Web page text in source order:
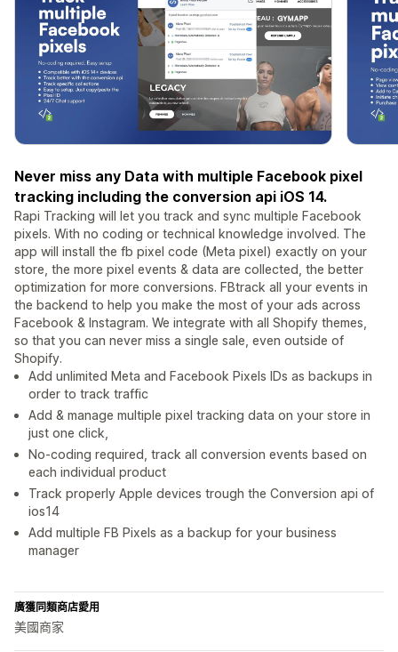
Never miss any Data with multiple Facebook pixel
tracking including the conversion api iOS 14.
Rapi Tracking will let you track and sync multiple Facebook
pixels. With no coding or technical knowledge involved. The
app will install the fb pixel code (Meta pixel) exactly on your
store, the more pixel events & data are collected, the better
optimization for more conversions. FBtrack all your events in
the backend to help you make the most of your ads across
Facebook & Instagram. We integrate with all Shopify themes,
so that you can never miss a single sale, even outside of
Shopify.
Add unlimited Meta and Facebook Pixels IDs as backups in
order to track traffic
Add & manage multiple pixel tracking data on your store in
just one click,
No-coding required, track all conversion events based on
each individual product
Track properly Apple devices trough the Conversion api of
ios14
Add multiple FB Pixels as a backup for your business
manager
廣獲同類商店愛用
美國商家